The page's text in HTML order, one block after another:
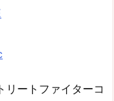
リートファイターコ